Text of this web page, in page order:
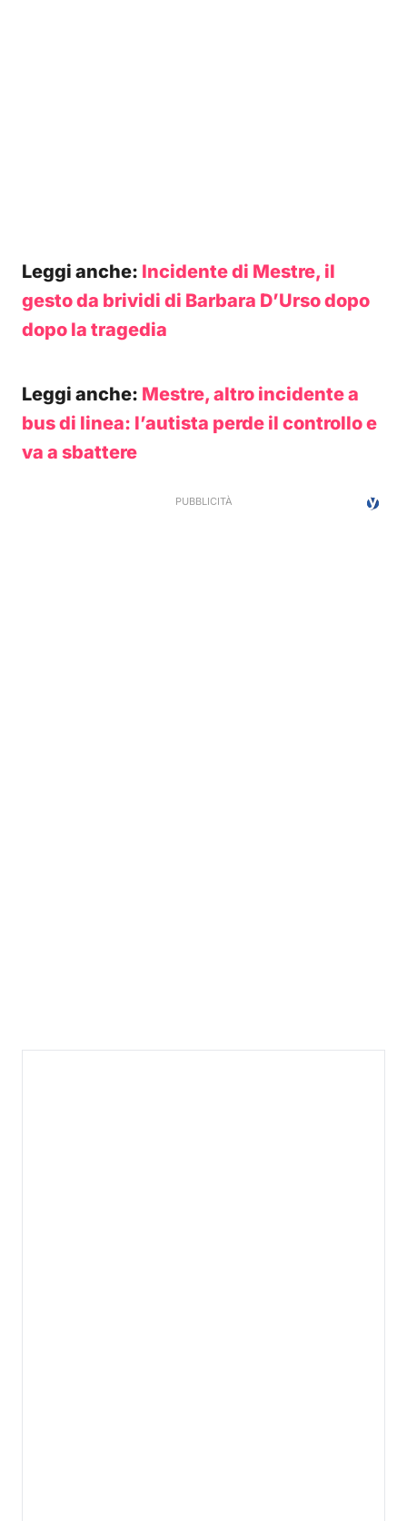
Leggi anche: Incidente di Mestre, il
gesto da brividi di Barbara D’Urso dopo
dopo la tragedia
Leggi anche: Mestre, altro incidente a
bus di linea: l’autista perde il controllo e
va a sbattere